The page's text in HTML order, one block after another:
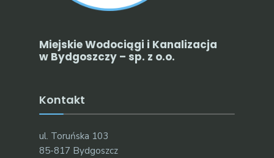
Miejskie Wodociągi i Kanalizacja
w Bydgoszczy – sp. z o.o.
Kontakt
ul. Toruńska 103
85-817 Bydgoszcz